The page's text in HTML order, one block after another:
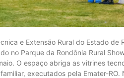
e Extensão Rural do Estado de
no Parque da Rondônia Rural
O espaço abriga as vitrines
executados pela Emater-